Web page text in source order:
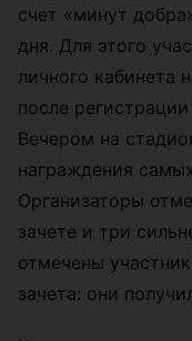
счет «минут
дня. Для этого
личного кабинета
после
Вечером на
награждения
Организаторы
зачете и три
отмечены
зачета: они